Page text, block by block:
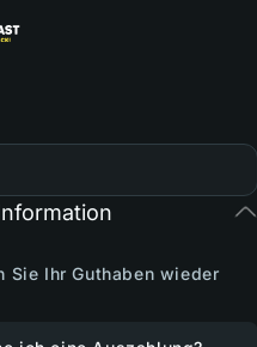
Sie Ihr Guthaben wieder